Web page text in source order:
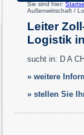
Sie sind hier:
Außenwirtschaft /
Leiter
Logistik
sucht in: D A
» weitere
» stellen Sie